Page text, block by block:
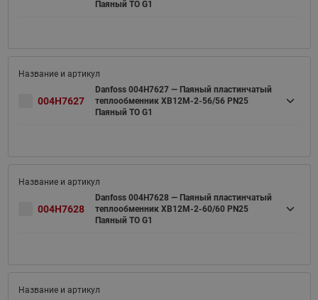
Паяный ТО G1
004H7627
Danfoss 004H7627 — Паяный пластинчатый
теплообменник XB12M-2-56/56 PN25
Паяный ТО G1
004H7628
Danfoss 004H7628 — Паяный пластинчатый
теплообменник XB12M-2-60/60 PN25
Паяный ТО G1